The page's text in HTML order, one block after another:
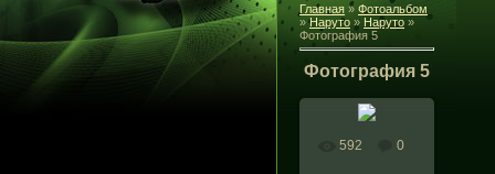
Главная » Фотоальбом
»Наруто » Наруто »
Фотография 5
Фотография 5
592 0